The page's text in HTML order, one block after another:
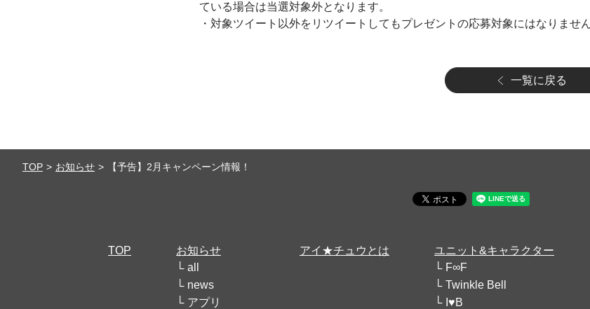
ている場合は当選対象外となります。
・対象ツイート以外をリツイートしてもプレゼントの応募対象にはなりませ
一覧に戻る
TOP お知らせ 【予告】2月キャンペーン情報！
TOP
お知らせ
all
news
アプリ
アイ★チュウとは
ユニット&キャラクター
F∞F
Twinkle Bell
I♥B